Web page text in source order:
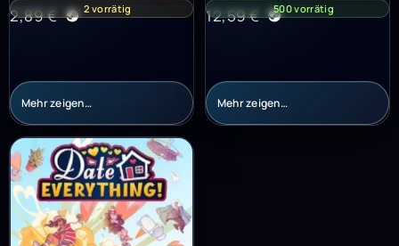
2,89€ 2 vorrätig
Mehr zeigen…
12,59€ 500 vorrätig
Mehr zeigen…